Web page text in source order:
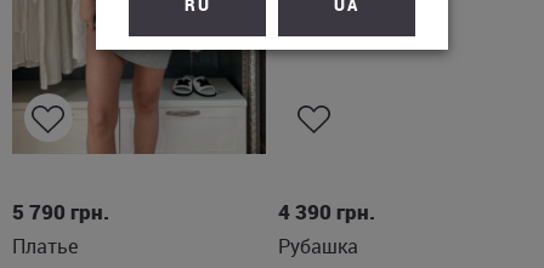
5 790 грн.
Платье
4 390 грн.
Рубашка